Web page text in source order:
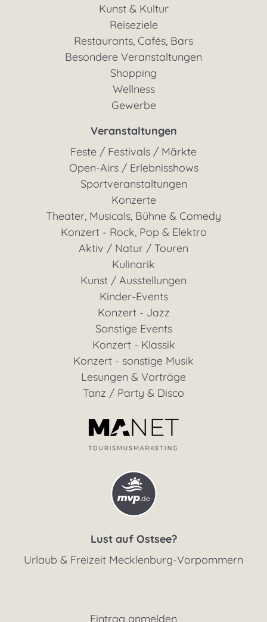
Kunst & Kultur
Reiseziele
Restaurants, Cafés, Bars
Besondere Veranstaltungen
Shopping
Wellness
Gewerbe
Veranstaltungen
Feste / Festivals / Märkte
Open-Airs / Erlebnisshows
Sportveranstaltungen
Konzerte
Theater, Musicals, Bühne & Comedy
Konzert - Rock, Pop & Elektro
Aktiv / Natur / Touren
Kulinarik
Kunst / Ausstellungen
Kinder-Events
Konzert - Jazz
Sonstige Events
Konzert - Klassik
Konzert - sonstige Musik
Lesungen & Vorträge
Tanz / Party & Disco
Lust auf Ostsee?
Urlaub & Freizeit Mecklenburg-Vorpommern
Eintrag anmelden